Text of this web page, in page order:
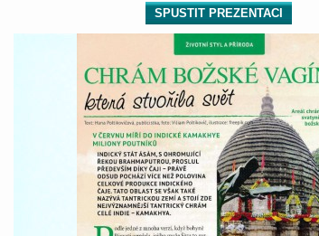
SPUSTIT PREZENTACI